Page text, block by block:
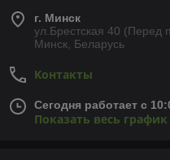
г. Минск
ул.Брестская 40 (Перед
Минск, Беларусь
Контакты
Сегодня работает с
Показать весь